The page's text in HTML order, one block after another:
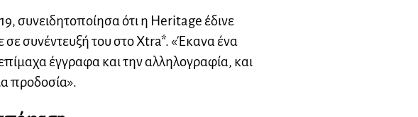
συνειδητοποίησα ότι η Heritage έδινε
σε συνέντευξή του στο Xtra*. «Έκανα ένα
έγγραφα και την αλληλογραφία, και
προδοσία».